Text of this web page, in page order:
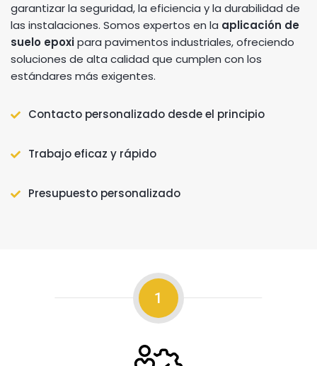
garantizar la seguridad, la eficiencia y la durabilidad de
las instalaciones. Somos expertos en la aplicación de
suelo epoxipara pavimentos industriales, ofreciendo
soluciones de alta calidad que cumplen con los
estándares más exigentes.
Contacto personalizado desde el principio
Trabajo eficaz y rápido
Presupuesto personalizado
1